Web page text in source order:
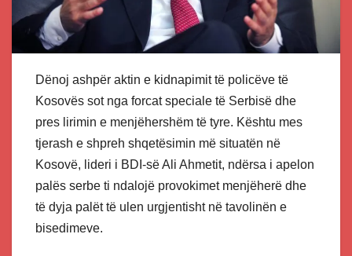
Dënoj ashpër aktin e kidnapimit të policëve të
Kosovës sot nga forcat speciale të Serbisë dhe
pres lirimin e menjëhershëm të tyre. Kështu mes
tjerash e shpreh shqetësimin më situatën në
Kosovë, lideri i BDI-së Ali Ahmetit, ndërsa i apelon
palës serbe ti ndalojë provokimet menjëherë dhe
të dyja palët të ulen urgjentisht në tavolinën e
bisedimeve.